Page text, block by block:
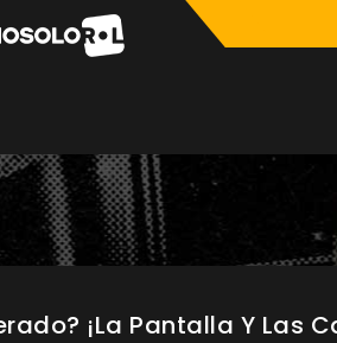
¡La Pantalla Y Las